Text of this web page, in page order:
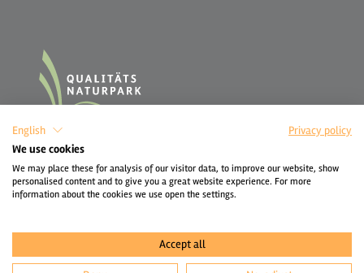
English
Privacy policy
We use cookies
We may place these for analysis of our visitor data, to improve our website, show
personalised content and to give you a great website experience. For more
information about the cookies we use open the settings.
Accept all